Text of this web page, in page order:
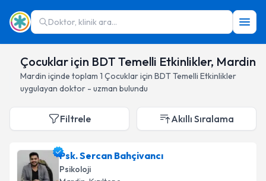
Doktor, klinik ara...
Çocuklar için BDT Temelli Etkinlikler, Mardin
Mardin içinde toplam 1 Çocuklar için BDT Temelli Etkinlikler
uygulayan doktor - uzman bulundu
Filtrele Akıllı Sıralama
Psk. Sercan Bahçivancı
Psikoloji